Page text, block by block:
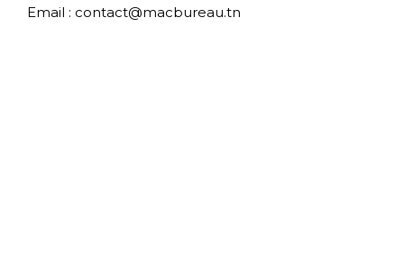
Email : contact@macbureau.tn